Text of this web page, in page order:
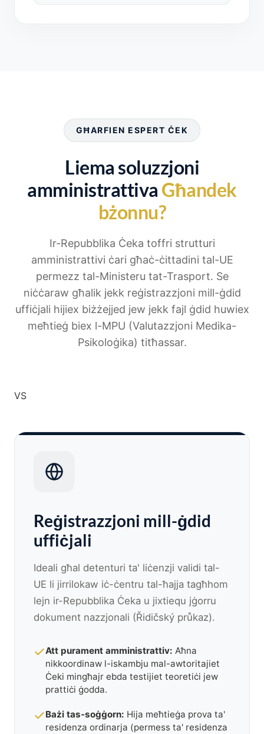
GĦARFIEN ESPERT ĊEK
Liema soluzzjoni
amministrattiva Għandek
bżonnu?
Ir-Repubblika Ċeka toffri strutturi
amministrattivi ċari għaċ-ċittadini tal-UE
permezz tal-Ministeru tat-Trasport. Se
niċċaraw għalik jekk reġistrazzjoni mill-ġdid
uffiċjali hijiex biżżejjed jew jekk fajl ġdid huwiex
meħtieġ biex l-MPU (Valutazzjoni Medika-
Psikoloġika) titħassar.
VS
Reġistrazzjoni mill-ġdid
uffiċjali
Ideali għal detenturi ta' liċenzji validi tal-
UE li jirrilokaw iċ-ċentru tal-ħajja tagħhom
lejn ir-Repubblika Ċeka u jixtiequ jġorru
dokument nazzjonali (Řidičský průkaz).
Att purament amministrattiv: Aħna
nikkoordinaw l-iskambju mal-awtoritajiet
Ċeki mingħajr ebda testijiet teoretiċi jew
prattiċi ġodda.
Bażi tas-soġġorn: Hija meħtieġa prova ta'
residenza ordinarja (permess ta' residenza